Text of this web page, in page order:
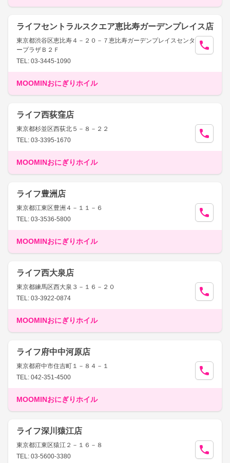
ライフセントラルスクエア恵比寿ガーデンプレイス店
東京都渋谷区恵比寿４－２０－７恵比寿ガーデンプレイスセンタ
ープラザＢ２Ｆ
TEL: 03-3445-1090
MOOMINおにぎりホイル
ライフ西荻窪店
東京都杉並区西荻北５－８－２２
TEL: 03-3395-1670
MOOMINおにぎりホイル
ライフ豊洲店
東京都江東区豊洲４－１１－６
TEL: 03-3536-5800
MOOMINおにぎりホイル
ライフ西大泉店
東京都練馬区西大泉３－１６－２０
TEL: 03-3922-0874
MOOMINおにぎりホイル
ライフ府中中河原店
東京都府中市住吉町１－８４－１
TEL: 042-351-4500
MOOMINおにぎりホイル
ライフ深川猿江店
東京都江東区猿江２－１６－８
TEL: 03-5600-3380